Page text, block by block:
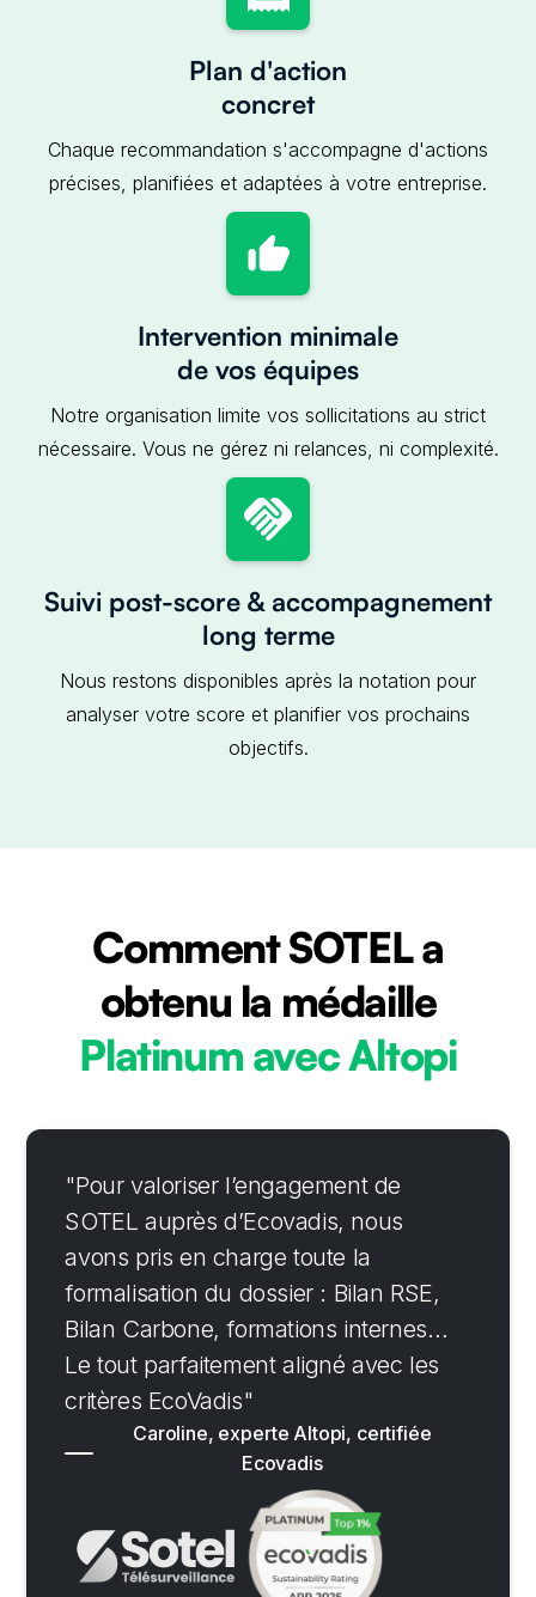
Plan d'action
concret
Chaque recommandation s'accompagne d'actions
précises, planifiées et adaptées à votre entreprise.
Intervention minimale
de vos équipes
Notre organisation limite vos sollicitations au strict
nécessaire. Vous ne gérez ni relances, ni complexité.
Suivi post-score & accompagnement
long terme
Nous restons disponibles après la notation pour
analyser votre score et planifier vos prochains
objectifs.
Comment SOTEL a
obtenu la médaille
Platinum avec Altopi
"Pour valoriser l’engagement de
SOTEL auprès d’Ecovadis, nous
avons pris en charge toute la
formalisation du dossier : Bilan RSE,
Bilan Carbone, formations internes…
Le tout parfaitement aligné avec les
critères EcoVadis"
Caroline, experte Altopi, certifiée
Ecovadis